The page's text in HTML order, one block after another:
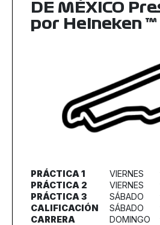
DE MÉXICO
por Heineken ™
PRÁCTICA 1 VIERNES
PRÁCTICA 2 VIERNES
PRÁCTICA 3 SÁBADO
CALIFICACIÓN SÁBADO
CARRERA DOMINGO